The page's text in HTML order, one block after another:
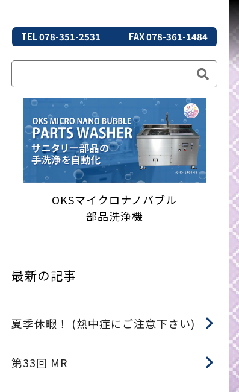
TEL 078-351-2531 FAX 078-361-1484
OKSマイクロナノバブル
部品洗浄機
最新の記事
夏季休暇！ (熱中症にご注意下さい)
第33回 MR